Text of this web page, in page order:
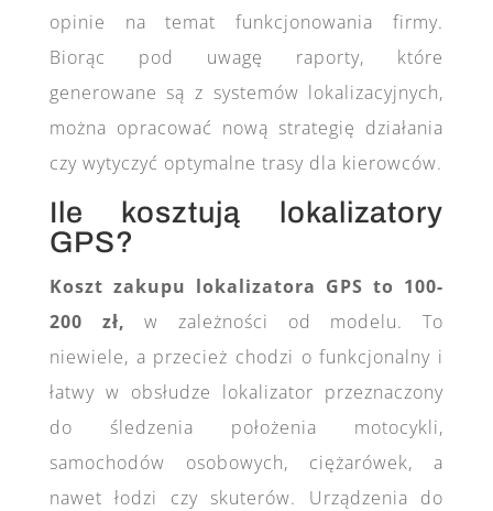
opinie na temat funkcjonowania firmy.
Biorąc pod uwagę raporty, które
generowane są z systemów lokalizacyjnych,
można opracować nową strategię działania
czy wytyczyć optymalne trasy dla kierowców.
Ile kosztują lokalizatory
GPS?
Koszt zakupu lokalizatora GPS to 100-
200 zł, w zależności od modelu. To
niewiele, a przecież chodzi o funkcjonalny i
łatwy w obsłudze lokalizator przeznaczony
do śledzenia położenia motocykli,
samochodów osobowych, ciężarówek, a
nawet łodzi czy skuterów. Urządzenia do